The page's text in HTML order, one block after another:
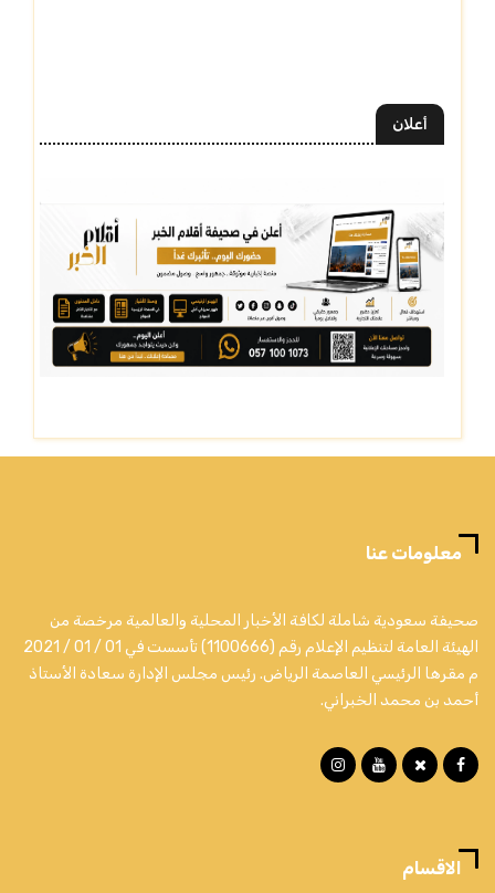
أعلان
معلومات عنا
صحيفة سعودية شاملة لكافة الأخبار المحلية والعالمية مرخصة من
الهيئة العامة لتنظيم الإعلام رقم (1100666) تأسست في 01 / 01 / 2021
م مقرها الرئيسي العاصمة الرياض. رئيس مجلس الإدارة سعادة الأستاذ
أحمد بن محمد الخبراني.
الاقسام